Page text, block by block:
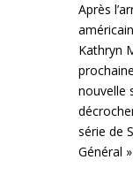
Après
Kathryn
nouvelle
série de
Général